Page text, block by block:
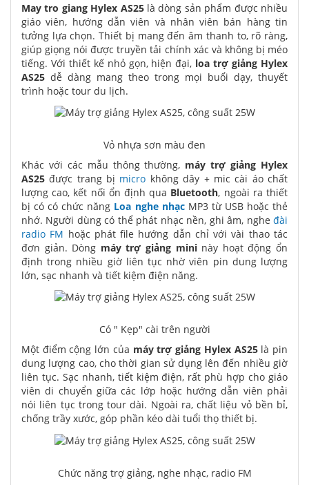
May tro giang Hylex AS25là dòng sản phẩm được nhiều
giáo viên, hướng dẫn viên và nhân viên bán hàng tin
tưởng lựa chọn. Thiết bị mang đến âm thanh to, rõ ràng,
giúp giọng nói được truyền tải chính xác và không bị méo
tiếng. Với thiết kế nhỏ gọn, hiện đại, loa trợ giảng Hylex
AS25 dễ dàng mang theo trong mọi buổi dạy, thuyết
trình hoặc tour du lịch.
Vỏ nhựa sơn màu đen
Khác với các mẫu thông thường, máy trợ giảng Hylex
AS25 được trang bị micro không dây + mic cài áo chất
lượng cao, kết nối ổn định qua Bluetooth, ngoài ra thiết
bị có có chức năng Loa nghe nhạcMP3 từ USB hoặc thẻ
nhớ. Người dùng có thể phát nhạc nền, ghi âm, nghe đài
radio FM hoặc phát file hướng dẫn chỉ với vài thao tác
đơn giản. Dòng máy trợ giảng mininày hoạt động ổn
định trong nhiều giờ liên tục nhờ viên pin dung lượng
lớn, sạc nhanh và tiết kiệm điện năng.
Có " Kẹp" cài trên người
Một điểm cộng lớn của máy trợ giảng Hylex AS25là pin
dung lượng cao, cho thời gian sử dụng lên đến nhiều giờ
liên tục. Sạc nhanh, tiết kiệm điện, rất phù hợp cho giáo
viên di chuyển giữa các lớp hoặc hướng dẫn viên phải
nói liên tục trong tour dài. Ngoài ra, chất liệu vỏ bền bỉ,
chống trầy xước, góp phần kéo dài tuổi thọ thiết bị.
Chức năng trợ giảng, nghe nhạc, radio FM